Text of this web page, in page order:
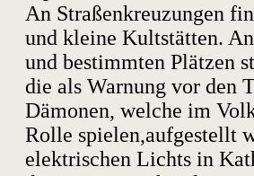
An Straßenkreuzungen
und kleine Kultstätten.
und bestimmten Plätzen
die als Warnung vor den
Dämonen, welche im
Rolle spielen,aufgestellt
elektrischen Lichts in